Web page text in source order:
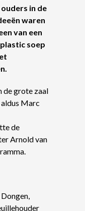
in de
waren
van een
soep
de grote zaal
Marc
de
Arnold van